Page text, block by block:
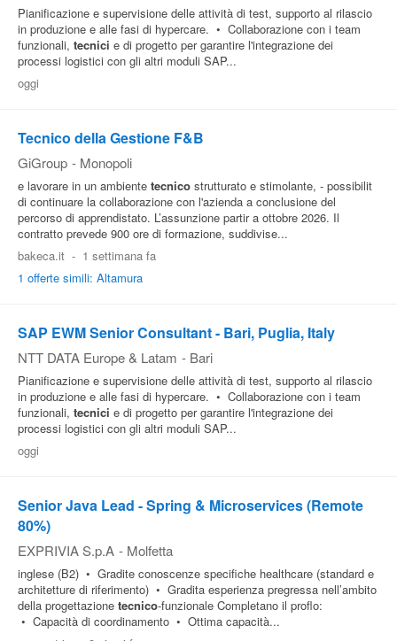
Pianificazione e supervisione delle attività di test, supporto al rilascio
in produzione e alle fasi di hypercare. • Collaborazione con i team
funzionali, tecnici e di progetto per garantire l'integrazione dei
processi logistici con gli altri moduli SAP...
oggi
Tecnico della Gestione F&B
GiGroup - Monopoli
e lavorare in un ambiente tecnico strutturato e stimolante, - possibilit
di continuare la collaborazione con l'azienda a conclusione del
percorso di apprendistato. L’assunzione partir a ottobre 2026. Il
contratto prevede 900 ore di formazione, suddivise...
bakeca.it - 1 settimana fa
1 offerte simili: Altamura
SAP EWM Senior Consultant - Bari, Puglia, Italy
NTT DATA Europe & Latam - Bari
Pianificazione e supervisione delle attività di test, supporto al rilascio
in produzione e alle fasi di hypercare. • Collaborazione con i team
funzionali, tecnici e di progetto per garantire l'integrazione dei
processi logistici con gli altri moduli SAP...
oggi
Senior Java Lead - Spring & Microservices (Remote
80%)
EXPRIVIA S.p.A - Molfetta
inglese (B2) • Gradite conoscenze specifiche healthcare (standard e
architetture di riferimento) • Gradita esperienza pregressa nell’ambito
della progettazione tecnico-funzionale Completano il proflo:
• Capacità di coordinamento • Ottima capacità...